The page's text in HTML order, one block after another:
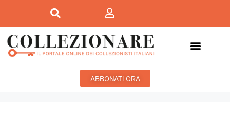
ABBONATI ORA